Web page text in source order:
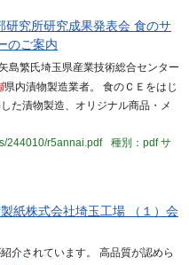
研究所研究成果発表会 食のサ
のご案内
島繁氏埼玉県産業技術総合センター
県内漬物製造業者。 食のＣＥをはじ
た漬物製造、オリジナル商品・メ
244010/r5annai.pdf
種別：pdfサ
紙株式会社埼玉工場 （１）会
介されています。 高品質が認めら